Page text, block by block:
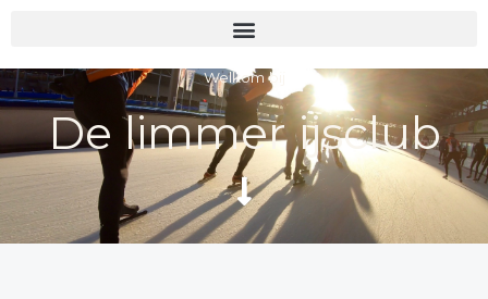
de
inhoud
Welkom bij
De limmer ijsclub